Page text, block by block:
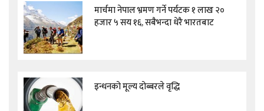
मार्चमा नेपाल भ्रमण गर्ने पर्यटक १ लाख २०
हजार ५ सय १६, सबैभन्दा धेरै भारतबाट
इन्धनको मूल्य दोब्बरले वृद्धि